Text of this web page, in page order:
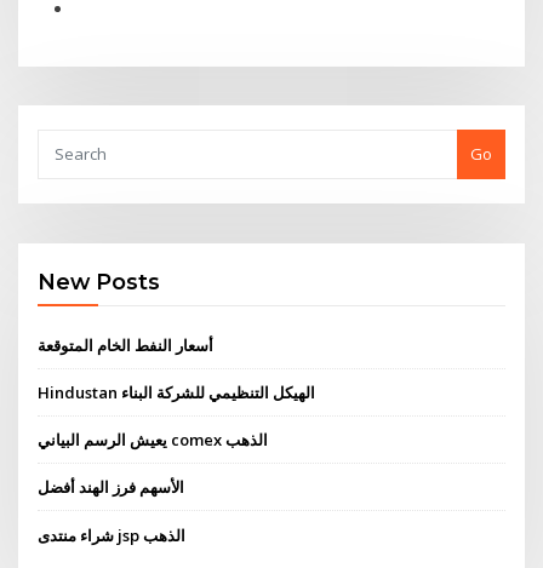
Go
New Posts
أسعار النفط الخام المتوقعة
Hindustan الهيكل التنظيمي للشركة البناء
يعيش الرسم البياني comex الذهب
الأسهم فرز الهند أفضل
شراء منتدى jsp الذهب